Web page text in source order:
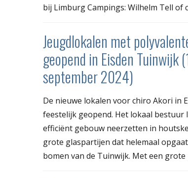
bij Limburg Campings: Wilhelm Tell of
Jeugdlokalen met
geopend in Eisden Tuinwijk
september 2024)
De nieuwe lokalen voor chiro Akori in
feestelijk geopend. Het lokaal bestuur
efficiënt gebouw neerzetten in
grote glaspartijen dat helemaal
bomen van de Tuinwijk. Met een grote